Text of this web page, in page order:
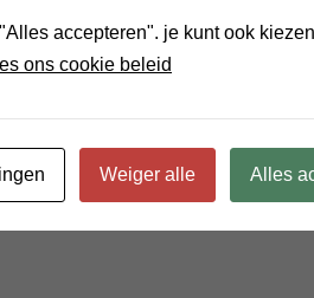
van uw vraag. Onze
hiervoor uw uitdrukkelijke
toestemming geeft, en er
die noodzakelijk is in
accepteren". je kunt ook
ons cookie beleid
Weiger alle Alles